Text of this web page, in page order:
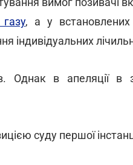
, а у
індивідуальних
Однак в апеляції в
суду першої